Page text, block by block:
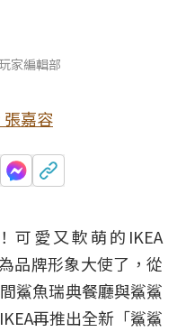
家編輯部
張嘉容
可愛又軟萌的 IKEA
品牌形象大使了，從
鯊魚瑞典餐廳與鯊鯊
再推出全新「鯊鯊